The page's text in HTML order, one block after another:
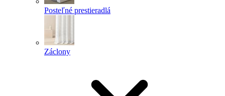
Posteľné prestieradlá
Záclony